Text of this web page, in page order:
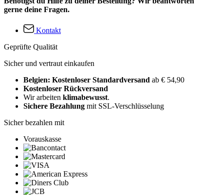
gerne deine Fragen.
Kontakt
Geprüfte Qualität
Sicher und vertraut einkaufen
Belgien: Kostenloser Standardversand ab € 54,90
Kostenloser Rückversand
Wir arbeiten klimabewusst.
Sichere Bezahlung mit SSL-Verschlüsselung
Sicher bezahlen mit
Vorauskasse